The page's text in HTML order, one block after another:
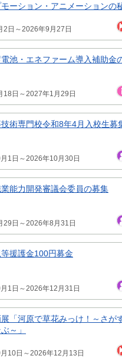
ーション・アニメーションの
2日～2026年9月27日
池・エネファーム導入補助金
18日～2027年1月29日
術専門校令和8年4月入校生募
1日～2026年10月30日
能力開発審議会委員の募集
29日～2026年8月31日
援護金100円募金
1日～2026年12月31日
「河原で草花みっけ！～さが
～」
10日～2026年12月13日